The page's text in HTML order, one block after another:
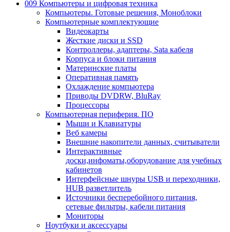
009 Компьютеры и цифровая техника
Компьютеры. Готовые решения, Моноблоки
Компьютерные комплектующие
Видеокарты
Жесткие диски и SSD
Контроллеры, адаптеры, Sata кабеля
Корпуса и блоки питания
Материнские платы
Оперативная память
Охлаждение компьютера
Приводы DVDRW, BluRay
Процессоры
Компьютерная периферия. ПО
Мыши и Клавиатуры
Веб камеры
Внешние накопители данных, считыватели
Интерактивные
доски,инфоматы,оборудование для учебных
кабинетов
Интерфейсные шнуры USB и переходники,
HUB разветлитель
Источники бесперебойного питания,
сетевые фильтры, кабели питания
Мониторы
Ноутбуки и аксессуары